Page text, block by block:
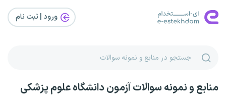
ورود | ثبت‌ نام
منابع و نمونه سوالات آزمون دانشگاه علوم پزشکی